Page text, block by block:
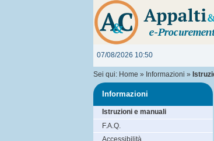
07/08/2026 10:50
Sei qui: Home » Informazioni »
Informazioni
Istruzioni e manuali
F.A.Q.
Accessibilità